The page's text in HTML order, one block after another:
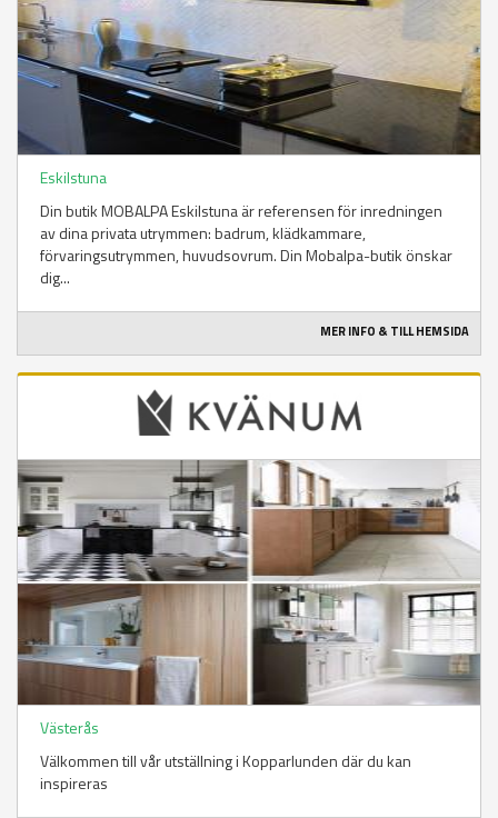
Eskilstuna
Din butik MOBALPA Eskilstuna är referensen för inredningen
av dina privata utrymmen: badrum, klädkammare,
förvaringsutrymmen, huvudsovrum. Din Mobalpa-butik önskar
dig...
MER INFO & TILL HEMSIDA
Västerås
Välkommen till vår utställning i Kopparlunden där du kan
inspireras